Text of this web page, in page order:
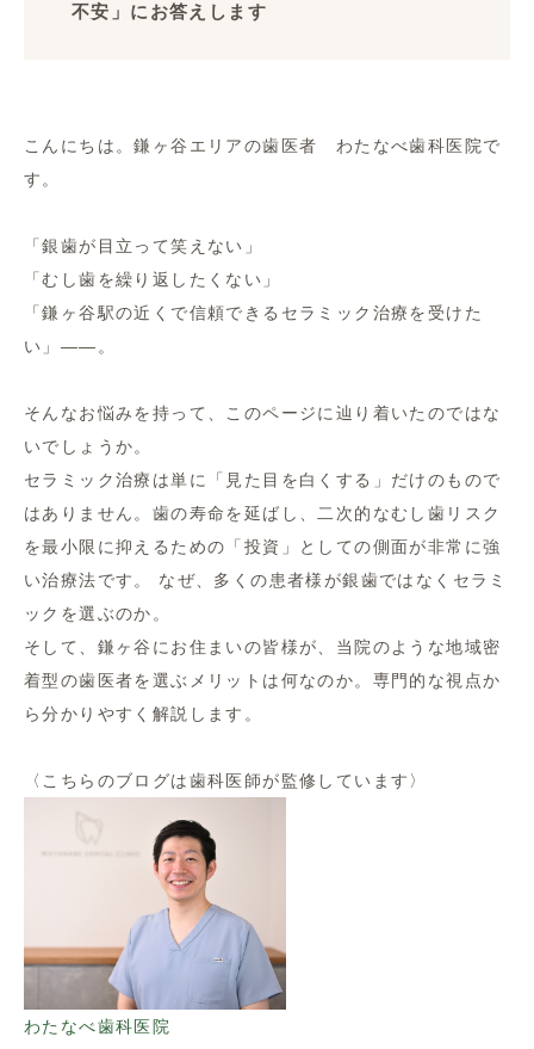
不安」にお答えします
こんにちは。鎌ヶ谷エリアの歯医者 わたなべ歯科医院で
す。
「銀歯が目立って笑えない」
「むし歯を繰り返したくない」
「鎌ヶ谷駅の近くで信頼できるセラミック治療を受けた
い」――。
そんなお悩みを持って、このページに辿り着いたのではな
いでしょうか。
セラミック治療は単に「見た目を白くする」だけのもので
はありません。歯の寿命を延ばし、二次的なむし歯リスク
を最小限に抑えるための「投資」としての側面が非常に強
い治療法です。 なぜ、多くの患者様が銀歯ではなくセラミ
ックを選ぶのか。
そして、鎌ヶ谷にお住まいの皆様が、当院のような地域密
着型の歯医者を選ぶメリットは何なのか。専門的な視点か
ら分かりやすく解説します。
〈こちらのブログは歯科医師が監修しています〉
わたなべ歯科医院